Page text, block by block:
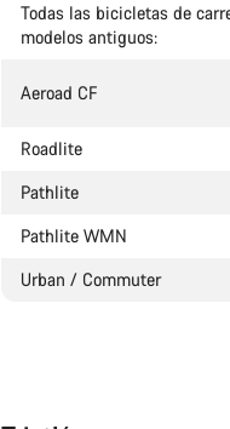
Todas las bicicletas de
modelos antiguos:
Aeroad CF
Roadlite
Pathlite
Pathlite WMN
Urban / Commuter